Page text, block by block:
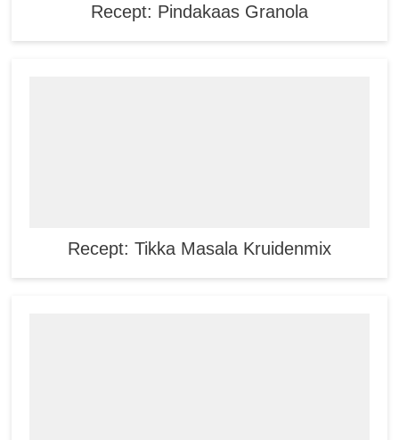
Recept: Pindakaas Granola
Recept: Tikka Masala Kruidenmix